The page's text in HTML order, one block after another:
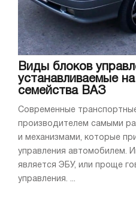
Виды блоков
устанавливаемые
семейства ВАЗ
Современные
производителем самыми
и механизмами, которые
управления автомобилем.
является ЭБУ, или проще
управления. ...